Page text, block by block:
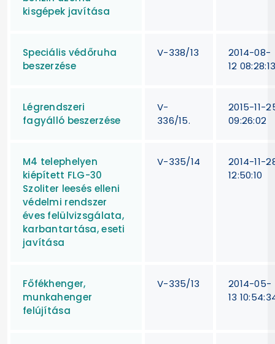
kisgépek javítása
Speciális védőruha
beszerzése
V-338/13
2014-08-
12
Légrendszeri
fagyálló beszerzése
V-
336/15.
2015-11-
09:26:02
M4 telephelyen
kiépített FLG-30
Szoliter leesés elleni
védelmi rendszer
éves felülvizsgálata,
karbantartása, eseti
javítása
V-335/14
2014-11-
12:50:10
Főfékhenger,
munkahenger
felújítása
V-335/13
2014-05-
13